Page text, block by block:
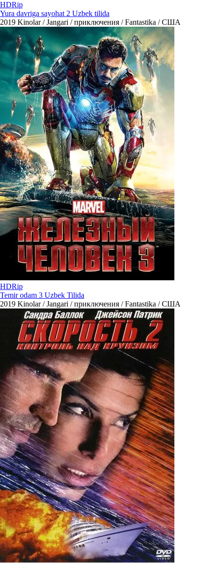
HDRip
Yura davriga sayohat 2 Uzbek tilida
2019 Kinolar / Jangari / приключения / Fantastika / США
HDRip
Temir odam 3 Uzbek Tilida
2019 Kinolar / Jangari / приключения / Fantastika / США